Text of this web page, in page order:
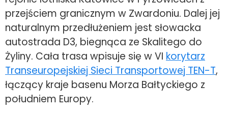
przejściem granicznym w Zwardoniu. Dalej jej
naturalnym przedłużeniem jest słowacka
autostrada D3, biegnąca ze Skalitego do
Żyliny. Cała trasa wpisuje się w VI korytarz
Transeuropejskiej Sieci Transportowej TEN-T,
łączący kraje basenu Morza Bałtyckiego z
południem Europy.